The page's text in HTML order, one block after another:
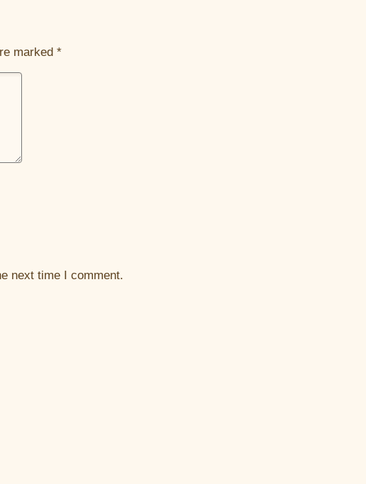
marked *
next time I comment.